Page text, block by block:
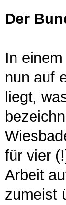
Der
In
nun auf
liegt,
für vier
Arbeit
zumeist